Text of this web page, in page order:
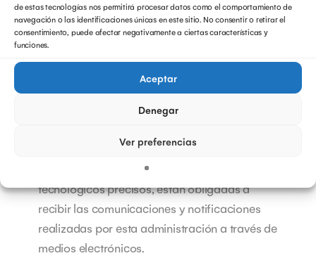
de estas tecnologías nos permitirá procesar datos como el comportamiento de
navegación o las identificaciones únicas en este sitio. No consentir o retirar el
consentimiento, puede afectar negativamente a ciertas características y
funciones.
Aceptar
Denegar
Ver preferencias
ficheros entre las entidades de crédito y la
Agencia Tributaria.
Obligados a recibir
notificaciones por vía
AEAT es aquella en la que personas y
entidades, que disponen de medios
tecnológicos precisos, están obligadas a
recibir las comunicaciones y notificaciones
realizadas por esta administración a través de
medios electrónicos.